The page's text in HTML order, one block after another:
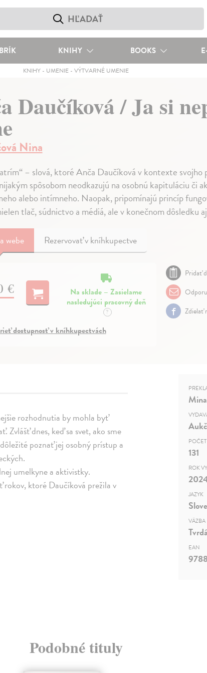
KNIHY BOOKS
KNIHY - UMENIE -VÝTVARNÉ UMENIE
Daučíková / Ja si
Nina
– slová, ktoré Anča Daučíková v kontexte svojho
spôsobom neodkazujú na osobnú kapituláciu či
alebo intímneho. Naopak, pripomínajú princíp
tlač, súdnictvo a médiá, ale v konečnom dôsledku
webe Rezervovať v kníhkupectve
€
Na sklade – Zasielame
nasledujúci pracovný deň
?
dostupnosť v kníhkupectvách
Pridať
Zdielať
rozhodnutia by mohla byť
dnes, keď sa svet, ako sme
poznať jej osobný prístup a
umelkyne a aktivistky.
ktoré Daučíková prežila v
131
ROK
JAZYK
VÄZBA
EAN
Podobné tituly